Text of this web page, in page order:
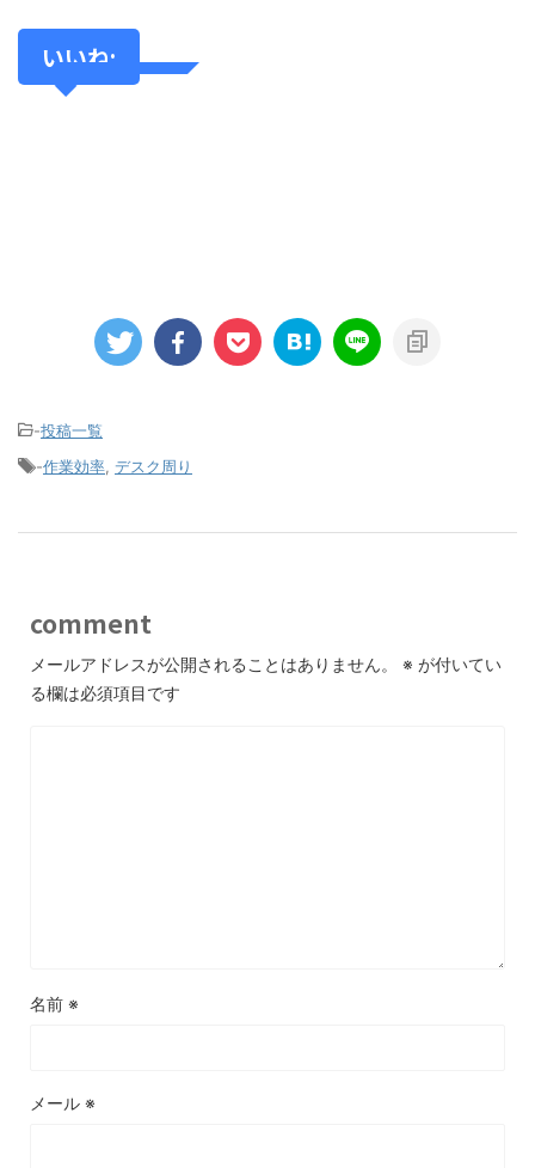
いいね:
-投稿一覧
-作業効率 デスク周り
comment
メールアドレスが公開されることはありません。 ※ が付いてい
る欄は必須項目です
名前 ※
メール ※